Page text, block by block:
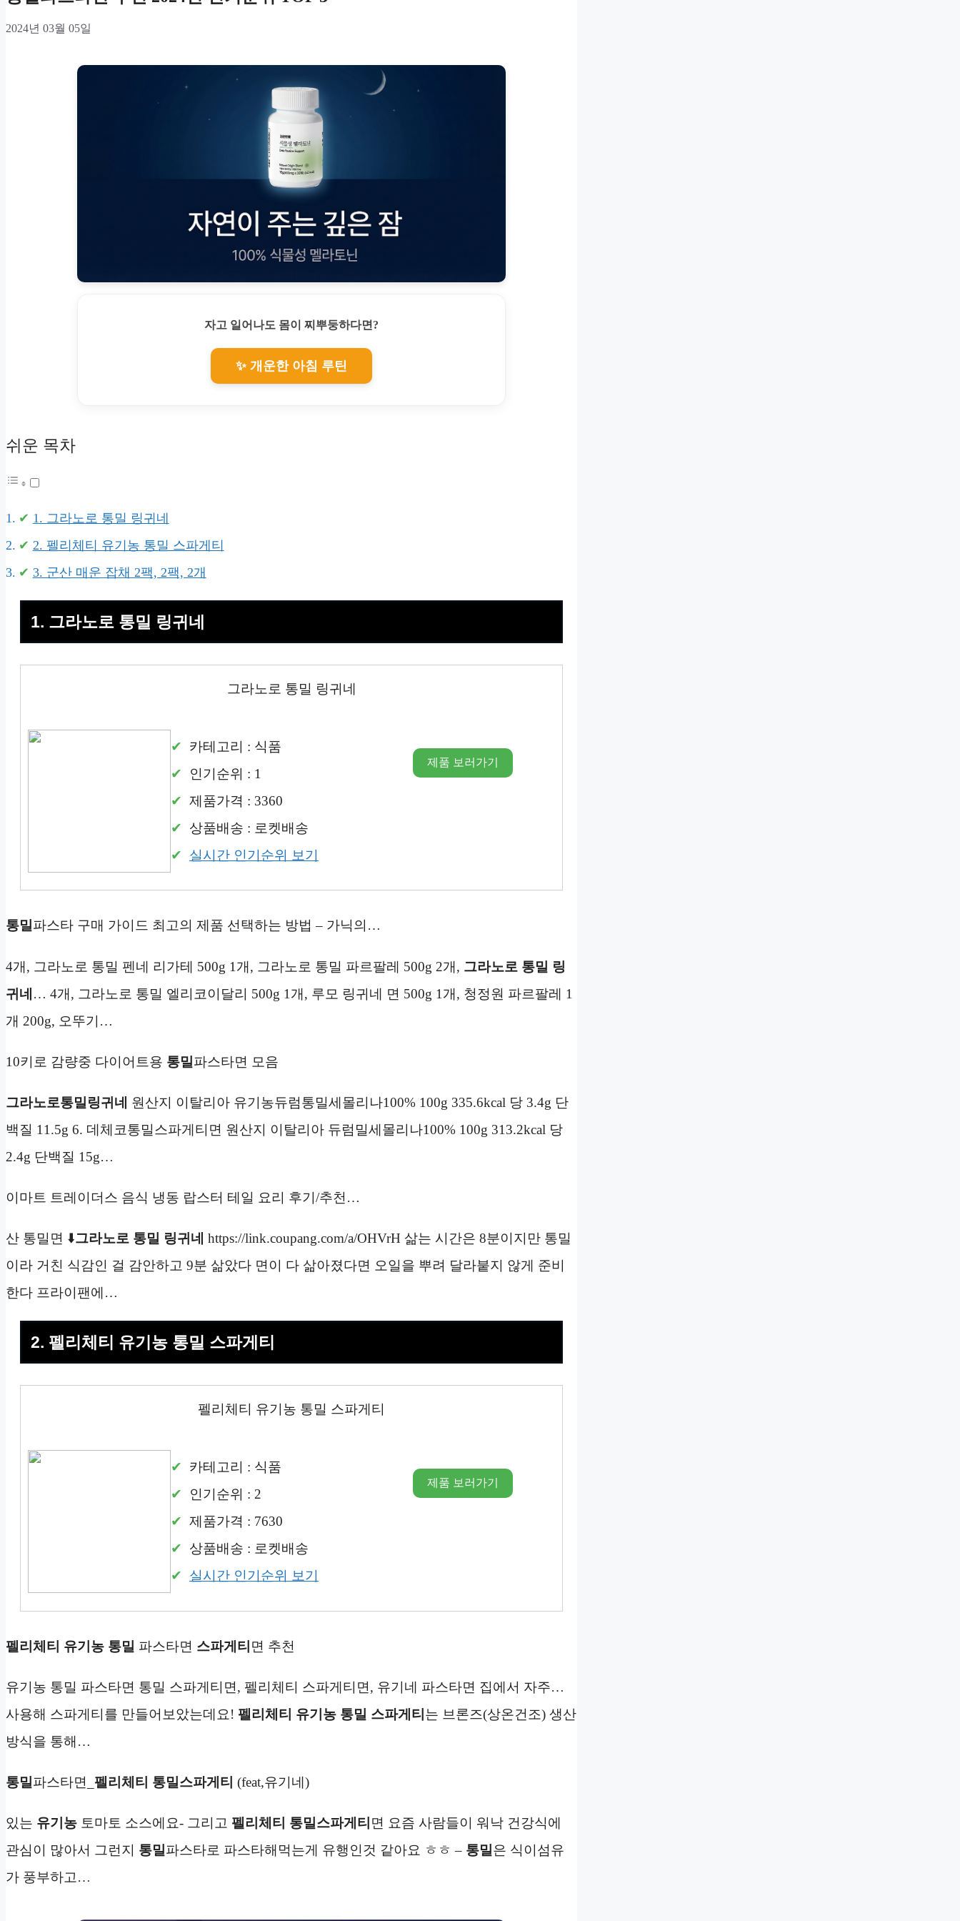
2024년 03월 05일
자고 일어나도 몸이 찌뿌둥하다면?
✨ 개운한 아침 루틴
쉬운 목차
1. 그라노로 통밀 링귀네
2. 펠리체티 유기농 통밀 스파게티
3. 군산 매운 잡채 2팩, 2팩, 2개
1. 그라노로 통밀 링귀네
그라노로 통밀 링귀네
카테고리 : 식품
인기순위 : 1
제품가격 : 3360
상품배송 : 로켓배송
실시간 인기순위 보기
제품 보러가기
통밀파스타 구매 가이드 최고의 제품 선택하는 방법 – 가닉의…
4개, 그라노로 통밀 펜네 리가테 500g 1개, 그라노로 통밀 파르팔레 500g 2개, 그라노로 통밀 링
귀네 … 4개, 그라노로 통밀 엘리코이달리 500g 1개, 루모 링귀네 면 500g 1개, 청정원 파르팔레 1
개 200g, 오뚜기…
10키로 감량중 다이어트용 통밀 파스타면 모음
그라노로통밀링귀네
원산지 이탈리아 유기농듀럼통밀세몰리나100% 100g 335.6kcal 당 3.4g 단
백질 11.5g 6. 데체코통밀스파게티면 원산지 이탈리아 듀럼밀세몰리나100% 100g 313.2kcal 당
2.4g 단백질 15g…
이마트 트레이더스 음식 냉동 랍스터 테일 요리 후기/추천…
산 통밀면 ⬇️그라노로 통밀 링귀네
https://link.coupang.com/a/OHVrH 삶는 시간은 8분이지만 통밀
이라 거친 식감인 걸 감안하고 9분 삶았다 면이 다 삶아졌다면 오일을 뿌려 달라붙지 않게 준비
한다 프라이팬에…
2. 펠리체티 유기농 통밀 스파게티
펠리체티 유기농 통밀 스파게티
카테고리 : 식품
인기순위 : 2
제품가격 : 7630
상품배송 : 로켓배송
실시간 인기순위 보기
제품 보러가기
펠리체티 유기농 통밀 파스타면 스파게티 면 추천
유기농 통밀 파스타면 통밀 스파게티면, 펠리체티 스파게티면, 유기네 파스타면 집에서 자주…
사용해 스파게티를 만들어보았는데요! 펠리체티 유기농 통밀 스파게티 는 브론즈(상온건조) 생산
방식을 통해…
통밀 파스타면_ 펠리체티 통밀스파게티 (feat,유기네)
있는 유기농 토마토 소스에요- 그리고 펠리체티 통밀스파게티 면 요즘 사람들이 워낙 건강식에
관심이 많아서 그런지 통밀파스타로 파스타해먹는게 유행인것 같아요 ㅎㅎ – 통밀은 식이섬유
가 풍부하고…